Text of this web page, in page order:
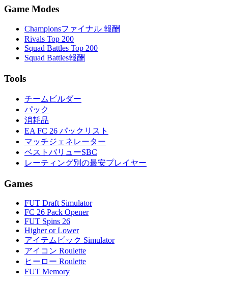
Game Modes
Championsファイナル 報酬
Rivals Top 200
Squad Battles Top 200
Squad Battles報酬
Tools
チームビルダー
パック
消耗品
EA FC 26 パックリスト
マッチジェネレーター
ベストバリューSBC
レーティング別の最安プレイヤー
Games
FUT Draft Simulator
FC 26 Pack Opener
FUT Spins 26
Higher or Lower
アイテムピック Simulator
アイコン Roulette
ヒーロー Roulette
FUT Memory